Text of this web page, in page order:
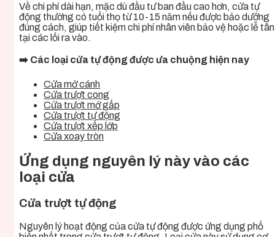
Về chi phí dài hạn, mặc dù đầu tư ban đầu cao hơn, cửa tự
động thường có tuổi thọ từ 10-15 năm nếu được bảo dưỡng
đúng cách, giúp tiết kiệm chi phí nhân viên bảo vệ hoặc lễ tân
tại các lối ra vào.
➡️ Các loại cửa tự động được ưa chuộng hiện nay
Cửa mở cánh
Cửa trượt cong
Cửa trượt mở gấp
Cửa trượt tự động
Cửa trượt xếp lớp
Cửa xoay tròn
Ứng dụng nguyên lý này vào các
loại cửa
Cửa trượt tự động
Nguyên lý hoạt động của cửa tự động được ứng dụng phổ